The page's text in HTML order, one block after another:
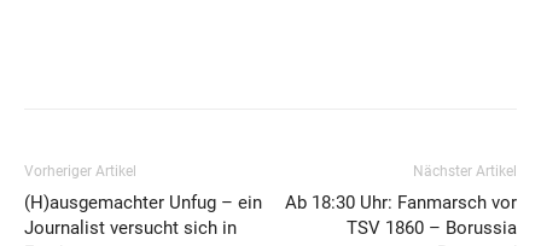
Vorheriger Artikel
(H)ausgemachter Unfug – ein
Journalist versucht sich in
Nächster Artikel
Ab 18:30 Uhr: Fanmarsch vor
TSV 1860 – Borussia